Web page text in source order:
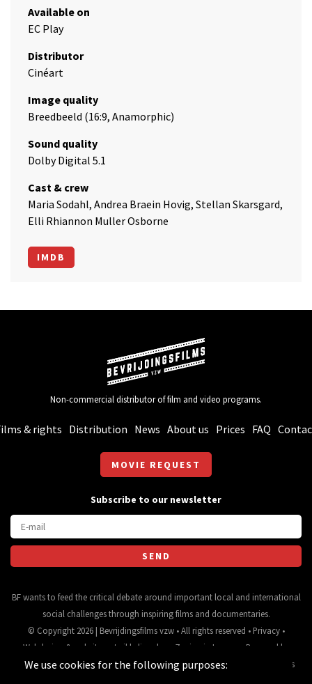
Available on
EC Play
Distributor
Cinéart
Image quality
Breedbeeld (16:9, Anamorphic)
Sound quality
Dolby Digital 5.1
Cast & crew
Maria Sodahl, Andrea Braein Hovig, Stellan Skarsgard,
Elli Rhiannon Muller Osborne
IMDB
Non-commercial distributor of film and video programs.
& rights Distribution News About us Prices FAQ
MOVIE REQUEST
Subscribe to our newsletter
BF wants to feed the critical debate around important local and international
social challenges through inspiring films and documentaries.
© Copyright 2026 | Bevrijdingsfilms vzw • All rights reserved • Privacy•
Webdesign
& website ontwikkeling door Zenjoy in Leuven
• Powered by
Nimbu. Source for movie data and images:
General terms
We use cookies for the following purposes: